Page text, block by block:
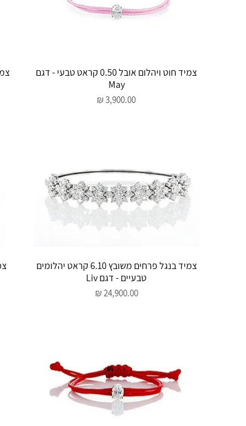
תצוגה מהירהצמיד חוט ויהלום אובל 0.50 קראט טבעי - דגם
May
מחיר
תצוגה מהירה צמיד בנגל פרחים משובץ 6.10 קראט יהלומים
טבעיים - דגם Liv
מחיר‏24,900.00 ‏₪